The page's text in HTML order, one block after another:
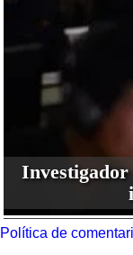
Investigador
Política de